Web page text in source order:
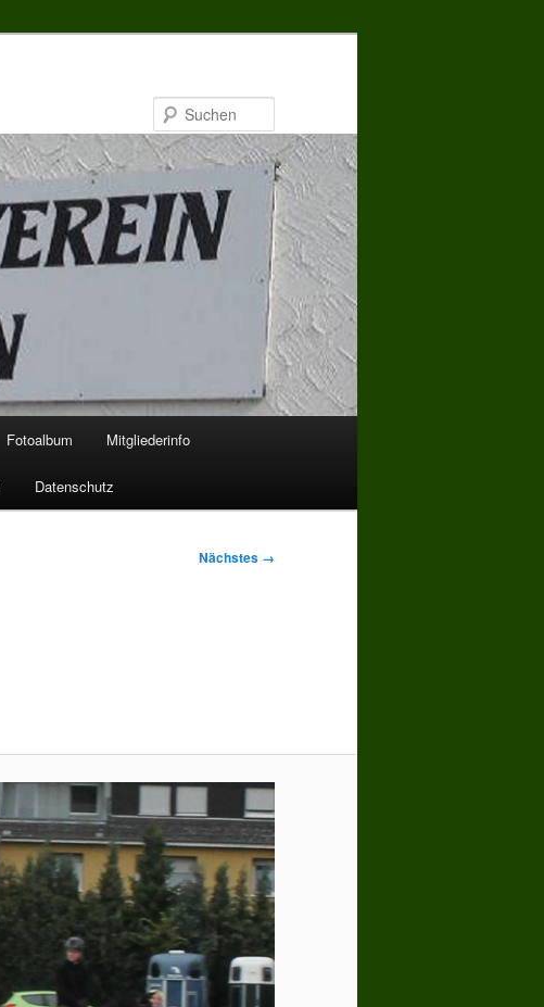
Fotoalbum Mitgliederinfo
Datenschutz
Nächstes →